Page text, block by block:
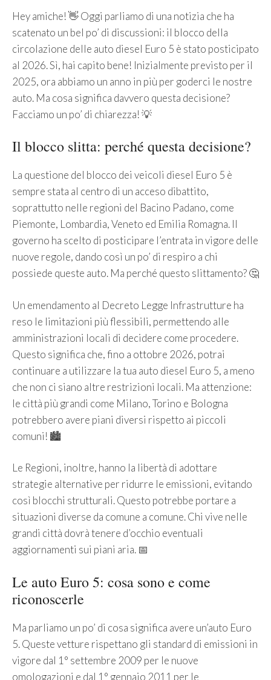
Hey amiche! 👋 Oggi parliamo di una notizia che ha
scatenato un bel po’ di discussioni: il blocco della
circolazione delle auto diesel Euro 5 è stato posticipato
al 2026. Sì, hai capito bene! Inizialmente previsto per il
2025, ora abbiamo un anno in più per goderci le nostre
auto. Ma cosa significa davvero questa decisione?
Facciamo un po’ di chiarezza! 💡
Il blocco slitta: perché questa decisione?
La questione del blocco dei veicoli diesel Euro 5 è
sempre stata al centro di un acceso dibattito,
soprattutto nelle regioni del Bacino Padano, come
Piemonte, Lombardia, Veneto ed Emilia Romagna. Il
governo ha scelto di posticipare l’entrata in vigore delle
nuove regole, dando così un po’ di respiro a chi
possiede queste auto. Ma perché questo slittamento? 🤔
Un emendamento al Decreto Legge Infrastrutture ha
reso le limitazioni più flessibili, permettendo alle
amministrazioni locali di decidere come procedere.
Questo significa che, fino a ottobre 2026, potrai
continuare a utilizzare la tua auto diesel Euro 5, a meno
che non ci siano altre restrizioni locali. Ma attenzione:
le città più grandi come Milano, Torino e Bologna
potrebbero avere piani diversi rispetto ai piccoli
comuni! 🏙️
Le Regioni, inoltre, hanno la libertà di adottare
strategie alternative per ridurre le emissioni, evitando
così blocchi strutturali. Questo potrebbe portare a
situazioni diverse da comune a comune. Chi vive nelle
grandi città dovrà tenere d’occhio eventuali
aggiornamenti sui piani aria. 📅
Le auto Euro 5: cosa sono e come
riconoscerle
Ma parliamo un po’ di cosa significa avere un’auto Euro
5. Queste vetture rispettano gli standard di emissioni in
vigore dal 1° settembre 2009 per le nuove
omologazioni e dal 1° gennaio 2011 per le